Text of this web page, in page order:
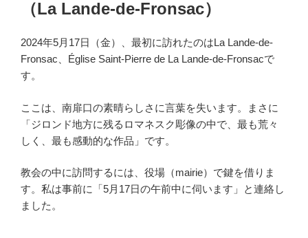
（La Lande-de-Fronsac）
2024年5月17日（金）、最初に訪れたのはLa Lande-de-
Fronsac、Église Saint-Pierre de La Lande-de-Fronsacで
す。
ここは、南扉口の素晴らしさに言葉を失います。まさに
「ジロンド地方に残るロマネスク彫像の中で、最も荒々
しく、最も感動的な作品」です。
教会の中に訪問するには、役場（mairie）で鍵を借りま
す。私は事前に「5月17日の午前中に伺います」と連絡し
ました。